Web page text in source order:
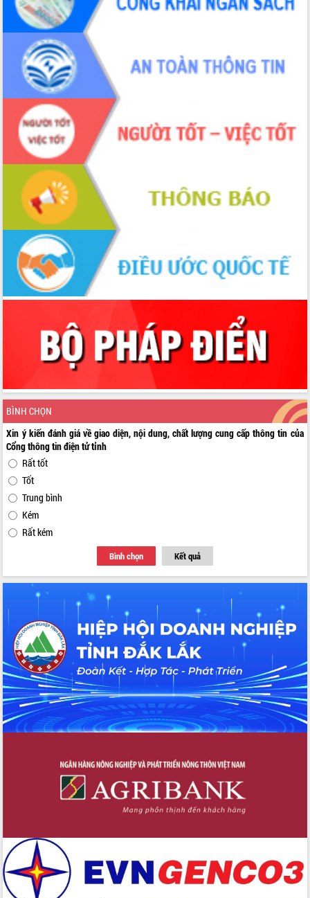
BÌNH CHỌN
Xin ý kiến đánh giá về giao diện, nội dung, chất lượng cung cấp thông tin của
Cổng thông tin điện tử tỉnh
Rất tốt
Tốt
Trung bình
Kém
Rất kém
Bình chọn Kết quả